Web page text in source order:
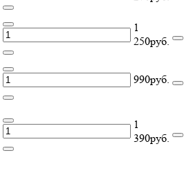
1
250руб.
990руб.
1
390руб.